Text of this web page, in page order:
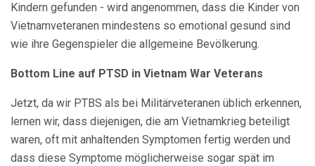
Kindern gefunden - wird angenommen, dass die Kinder von
Vietnamveteranen mindestens so emotional gesund sind
wie ihre Gegenspieler die allgemeine Bevölkerung.
Bottom Line auf PTSD in Vietnam War Veterans
Jetzt, da wir PTBS als bei Militärveteranen üblich erkennen,
lernen wir, dass diejenigen, die am Vietnamkrieg beteiligt
waren, oft mit anhaltenden Symptomen fertig werden und
dass diese Symptome möglicherweise sogar spät im